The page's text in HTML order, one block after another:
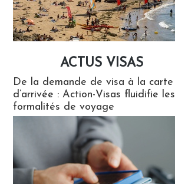
ACTUS VISAS
De la demande de visa à la carte
d’arrivée : Action-Visas fluidifie les
formalités de voyage